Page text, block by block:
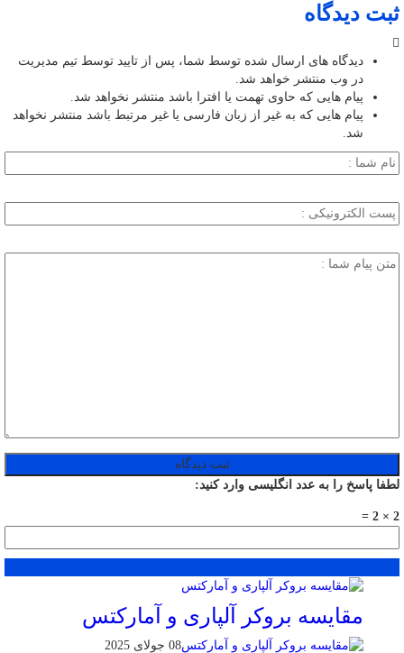
ثبت دیدگاه
دیدگاه های ارسال شده توسط شما، پس از تایید توسط تیم مدیریت
در وب منتشر خواهد شد.
پیام هایی که حاوی تهمت یا افترا باشد منتشر نخواهد شد.
پیام هایی که به غیر از زبان فارسی یا غیر مرتبط باشد منتشر نخواهد
شد.
لطفا پاسخ را به عدد انگلیسی وارد کنید:
2 × 2 =
مقایسه بروکر آلپاری و آمارکتس
08 جولای 2025